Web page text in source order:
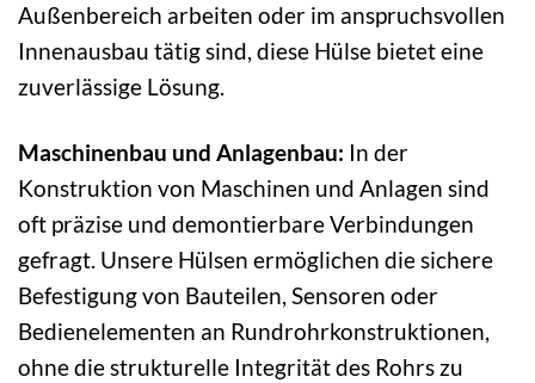
Außenbereich arbeiten oder im anspruchsvollen
Innenausbau tätig sind, diese Hülse bietet eine
zuverlässige Lösung.
Maschinenbau und Anlagenbau: In der
Konstruktion von Maschinen und Anlagen sind
oft präzise und demontierbare Verbindungen
gefragt. Unsere Hülsen ermöglichen die sichere
Befestigung von Bauteilen, Sensoren oder
Bedienelementen an Rundrohrkonstruktionen,
ohne die strukturelle Integrität des Rohrs zu